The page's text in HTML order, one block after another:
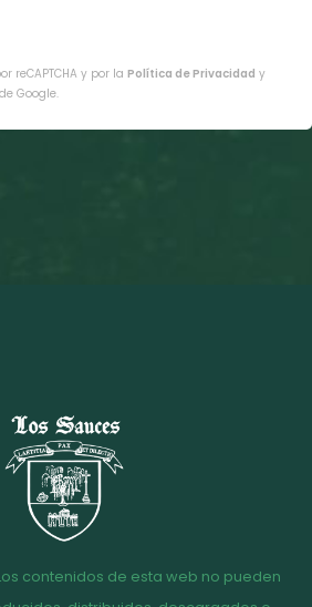
reCAPTCHA y por la Política de Privacidad y
de Google.
contenidos de esta web no pueden